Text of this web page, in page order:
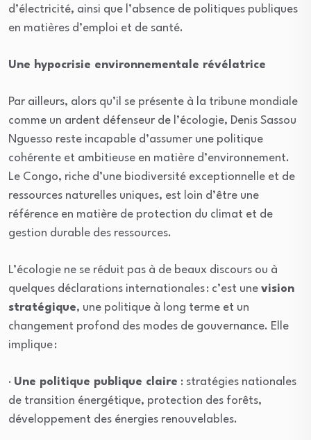
d’électricité, ainsi que l’absence de politiques publiques
en matières d’emploi et de santé.
Une hypocrisie environnementale révélatrice
Par ailleurs, alors qu’il se présente à la tribune mondiale
comme un ardent défenseur de l’écologie, Denis Sassou
Nguesso reste incapable d’assumer une politique
cohérente et ambitieuse en matière d’environnement.
Le Congo, riche d’une biodiversité exceptionnelle et de
ressources naturelles uniques, est loin d’être une
référence en matière de protection du climat et de
gestion durable des ressources.
L’écologie ne se réduit pas à de beaux discours ou à
quelques déclarations internationales : c’est une vision
stratégique, une politique à long terme et un
changement profond des modes de gouvernance. Elle
implique :
· Une politique publique claire : stratégies nationales
de transition énergétique, protection des forêts,
développement des énergies renouvelables.